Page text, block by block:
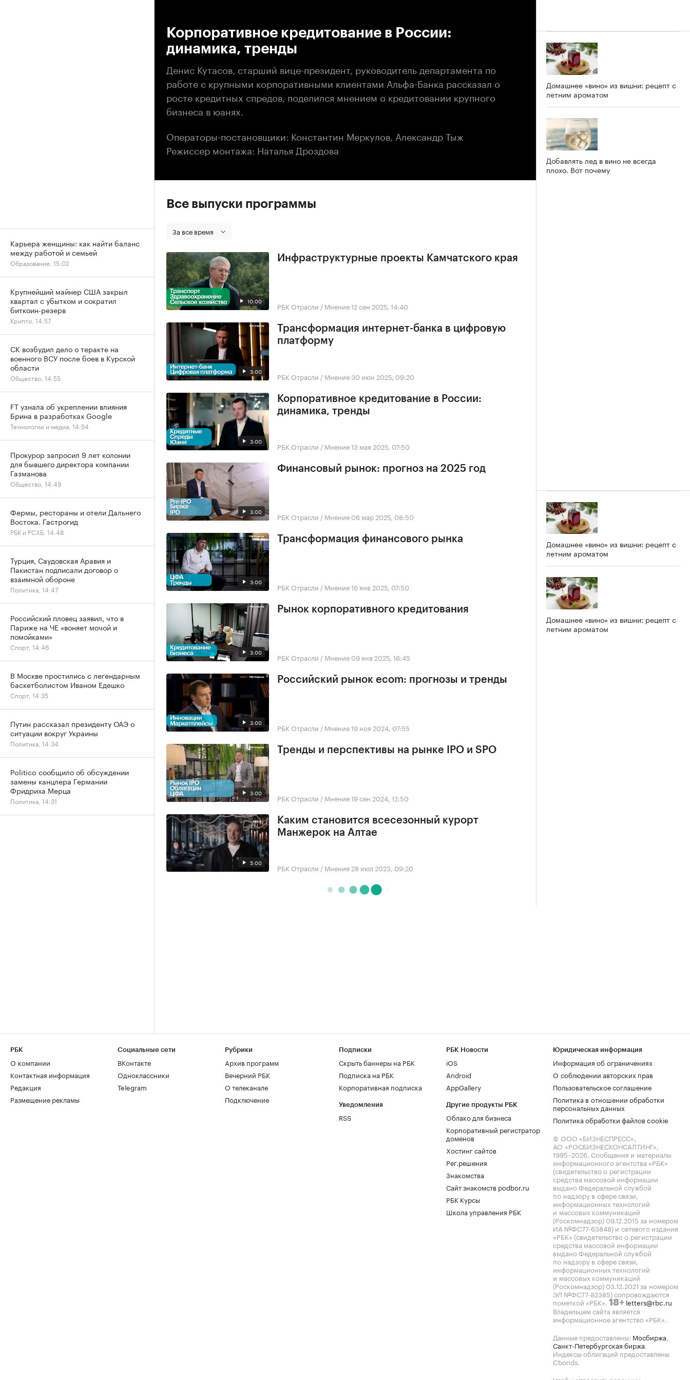
Корпоративное кредитование в России:
динамика, тренды
Денис Кутасов, старший вице-президент, руководитель департамента по
работе с крупными корпоративными клиентами Альфа-Банка рассказал о
росте кредитных спредов, поделился мнением о кредитовании крупного
бизнеса в юанях.
Операторы-постановщики: Константин Меркулов, Александр Тыж
Режиссер монтажа: Наталья Дроздова
Все выпуски программы
За все время
10:00
Инфраструктурные проекты Камчатского края
РБК Отрасли / Мнение12 сен 2025, 14:40
3:00
Трансформация интернет-банка в цифровую
платформу
РБК Отрасли / Мнение30 июн 2025, 09:20
3:00
Корпоративное кредитование в России:
динамика, тренды
РБК Отрасли / Мнение13 мая 2025, 07:50
3:00
Финансовый рынок: прогноз на 2025 год
РБК Отрасли / Мнение 06 мар 2025, 08:50
3:00
Трансформация финансового рынка
РБК Отрасли / Мнение16 янв 2025, 07:50
3:00
Рынок корпоративного кредитования
РБК Отрасли / Мнение 09 янв 2025, 16:45
3:00
Российский рынок ecom: прогнозы и тренды
РБК Отрасли / Мнение19 ноя 2024, 07:55
3:00
Тренды и перспективы на рынке IPO и SPO
РБК Отрасли / Мнение19 сен 2024, 12:50
5:00
Каким становится всесезонный курорт
Манжерок на Алтае
РБК Отрасли / Мнение 28 июл 2023, 09:20
Домашнее «вино» из вишни: рецепт с
летним ароматом
Добавлять лед в вино не всегда
плохо. Вот почему
Домашнее «вино» из вишни: рецепт с
летним ароматом
Домашнее «вино» из вишни: рецепт с
летним ароматом
Карьера женщины: как найти баланс
между работой и семьей
Образование, 15:02
Крупнейший майнер США закрыл
квартал с убытком и сократил
биткоин-резерв
Крипто, 14:57
СК возбудил дело о теракте на
военного ВСУ после боев в Курской
области
Общество, 14:55
FT узнала об укреплении влияния
Брина в разработках Google
Технологии и медиа, 14:54
Прокурор запросил 9 лет колонии
для бывшего директора компании
Газманова
Общество, 14:49
Фермы, рестораны и отели Дальнего
Востока. Гастрогид
РБК и РСХБ, 14:48
Турция, Саудовская Аравия и
Пакистан подписали договор о
взаимной обороне
Политика, 14:47
Российский пловец заявил, что в
Париже на ЧЕ «воняет мочой и
помойками»
Спорт, 14:46
В Москве простились с легендарным
баскетболистом Иваном Едешко
Спорт, 14:35
Путин рассказал президенту ОАЭ о
ситуации вокруг Украины
Политика, 14:34
Politico сообщило об обсуждении
замены канцлера Германии
Фридриха Мерца
Политика, 14:31
РБК
О компании
Контактная информация
Редакция
Размещение рекламы
Социальные сети
ВКонтакте
Одноклассники
Telegram
Рубрики
Архив программ
Вечерний РБК
О телеканале
Подключение
Подписки
Скрыть баннеры на РБК
Подписка на РБК
Корпоративная подписка
Уведомления
RSS
РБК Новости
iOS
Android
AppGallery
Другие продукты РБК
Облако для бизнеса
Корпоративный регистратор
доменов
Хостинг сайтов
Рег.решения
Знакомства
Сайт знакомств podbor.ru
РБК Курсы
Школа управления РБК
Юридическая информация
Информация об ограничениях
О соблюдении авторских прав
Пользовательское соглашение
Политика в отношении обработки
персональных данных
Политика обработки файлов cookie
© ООО «БИЗНЕСПРЕСС»,
АО «РОСБИЗНЕСКОНСАЛТИНГ»,
1995–2026. Сообщения и материалы
информационного агентства «РБК»
(свидетельство о регистрации
средства массовой информации
выдано Федеральной службой
по надзору в сфере связи,
информационных технологий
и массовых коммуникаций
(Роскомнадзор) 09.12.2015 за номером
ИА №ФС77-63848) и сетевого издания
«РБК» (свидетельство о регистрации
средства массовой информации
выдано Федеральной службой
по надзору в сфере связи,
информационных технологий
и массовых коммуникаций
(Роскомнадзор) 03.12.2021 за номером
ЭЛ №ФС77-82385) сопровождаются
пометкой «РБК». 18+ letters@rbc.ru
Владельцем сайта является
информационное агентство «РБК».
Данные предоставлены: Мосбиржа,
Санкт-Петербургская биржа.
Индексы облигаций предоставлены
Cbonds.